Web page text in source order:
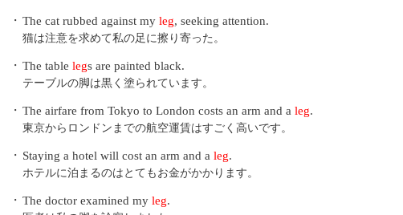
・ The cat rubbed against my leg, seeking attention.
猫は注意を求めて私の足に擦り寄った。
・ The table legs are painted black.
テーブルの脚は黒く塗られています。
・ The airfare from Tokyo to London costs an arm and a leg.
東京からロンドンまでの航空運賃はすごく高いです。
・ Staying a hotel will cost an arm and a leg.
ホテルに泊まるのはとてもお金がかかります。
・ The doctor examined my leg.